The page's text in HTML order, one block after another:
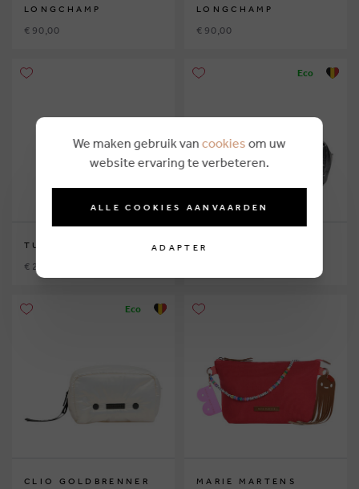
LONGCHAMP
€ 90,00
LONGCHAMP
€ 90,00
TUMI
€ 210,00
Eco
CLIO GOLDBRENNER
Eco
CLIO GOLDBRENNER MARIE MARTENS
We maken gebruik van cookies om uw
website ervaring te verbeteren.
ALLE COOKIES AANVAARDEN
ADAPTER